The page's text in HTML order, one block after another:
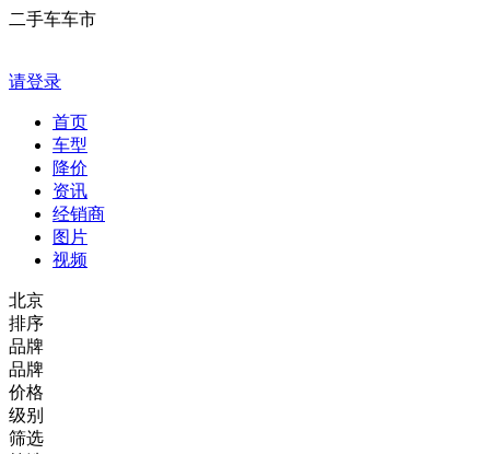
二手车车市
请登录
首页
车型
降价
资讯
经销商
图片
视频
北京
排序
品牌
品牌
价格
级别
筛选